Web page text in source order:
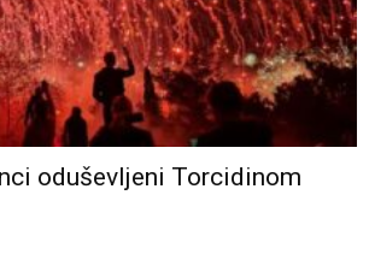
oduševljeni Torcidinom